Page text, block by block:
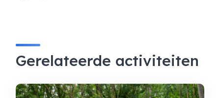
Gerelateerde activiteiten